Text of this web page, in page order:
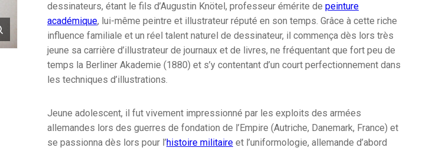
dessinateurs, étant le fils d’Augustin Knötel, professeur émérite de peinture
académique, lui-même peintre et illustrateur réputé en son temps. Grâce à cette riche
influence familiale et un réel talent naturel de dessinateur, il commença dès lors très
jeune sa carrière d’illustrateur de journaux et de livres, ne fréquentant que fort peu de
temps la Berliner Akademie (1880) et s’y contentant d’un court perfectionnement dans
les techniques d’illustrations.
Jeune adolescent, il fut vivement impressionné par les exploits des armées
allemandes lors des guerres de fondation de l’Empire (Autriche, Danemark, France) et
se passionna dès lors pour l’histoire militaireet l’uniformologie, allemande d’abord